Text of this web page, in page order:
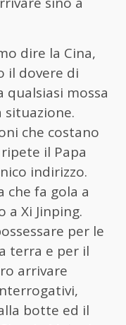
dire la Cina,
il dovere di
mossa
situazione.
che costano
il Papa
indirizzo.
che fa gola a
Xi Jinping.
per le
terra e per il
arrivare
botte ed il